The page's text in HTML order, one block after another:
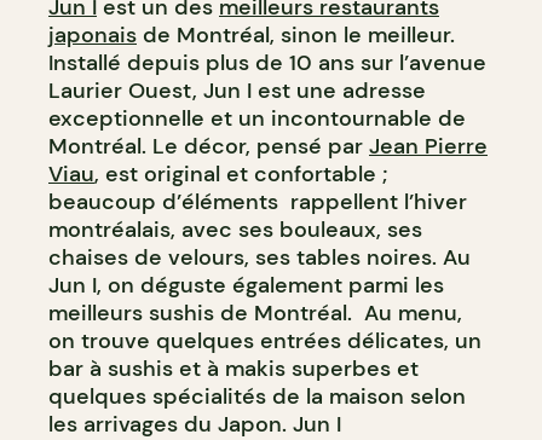
Jun I est un des meilleurs restaurants
japonais de Montréal, sinon le meilleur.
Installé depuis plus de 10 ans sur l’avenue
Laurier Ouest, Jun I est une adresse
exceptionnelle et un incontournable de
Montréal. Le décor, pensé par Jean Pierre
Viau, est original et confortable ;
beaucoup d’éléments rappellent l’hiver
montréalais, avec ses bouleaux, ses
chaises de velours, ses tables noires. Au
Jun I, on déguste également parmi les
meilleurs sushis de Montréal. Au menu,
on trouve quelques entrées délicates, un
bar à sushis et à makis superbes et
quelques spécialités de la maison selon
les arrivages du Japon. Jun I